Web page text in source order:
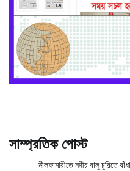
সাম্প্রতিক পোস্ট
নীলফামারীতে নদীর বালু চুরিতে